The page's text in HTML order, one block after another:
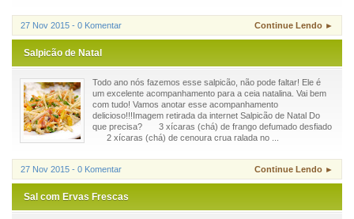
27 Nov 2015 - 0 Komentar Continue Lendo ►
Salpicão de Natal
Todo ano nós fazemos esse salpicão, não pode faltar! Ele é
um excelente acompanhamento para a ceia natalina. Vai bem
com tudo! Vamos anotar esse acompanhamento
delicioso!!!Imagem retirada da internet Salpicão de Natal Do
que precisa? 3 xícaras (chá) de frango defumado desfiado
2 xícaras (chá) de cenoura crua ralada no ...
27 Nov 2015 - 0 Komentar Continue Lendo ►
Sal com Ervas Frescas